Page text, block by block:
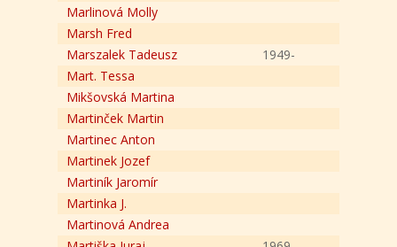
Marlinová Molly
Marsh Fred
Marszalek Tadeusz
1949-
Mart. Tessa
Mikšovská Martina
Martinček Martin
Martinec Anton
Martinek Jozef
Martiník Jaromír
Martinka J.
Martinová Andrea